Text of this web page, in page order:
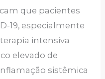
que pacientes
19, especialmente
intensiva
elevado de
sistêmica